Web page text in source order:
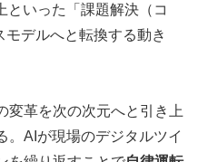
といった「課題解決（コ
モデルへと転換する動き
変革を次の次元へと引き上
。AIが現場のデジタルツイ